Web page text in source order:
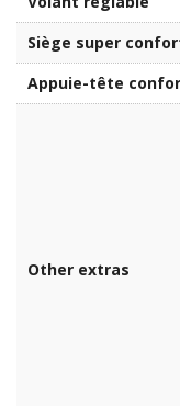
Siège super
Appuie-tête
Other extras